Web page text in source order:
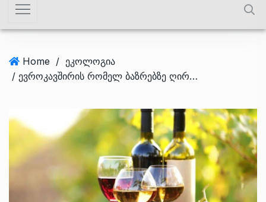
Home / ეკოლოგია
/ ევროკავშირის რომელ ბაზრებზე ღირს ქართული ღვინო ძვირი/იაფი? – თიბისი კაპიტალის მიმოხილვა